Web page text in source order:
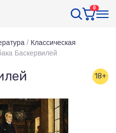
0
/ Классическая
Баскервилей
18+